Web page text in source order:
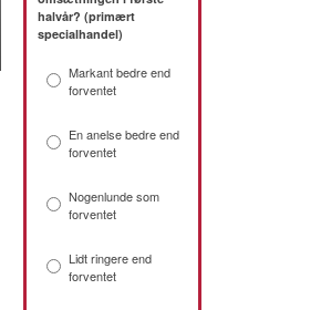
halvår? (primært
specialhandel)
Markant bedre end
forventet
En anelse bedre end
forventet
Nogenlunde som
forventet
Lidt ringere end
forventet